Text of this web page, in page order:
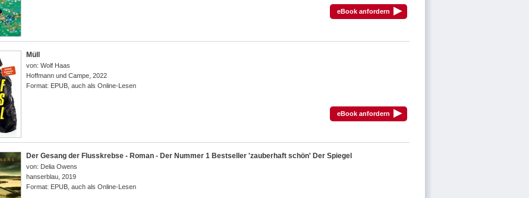
eBook anfordern ▸
Müll
von: Wolf Haas
Hoffmann und Campe 2022
Format: EPUB, auch als Online-Lesen
eBook anfordern ▸
Der Gesang der Flusskrebse - Roman - Der Nummer 1 Bestseller 'zauberhaft schön' Der Spiegel
von: Delia Owens
hanserblau 2019
Format: EPUB, auch als Online-Lesen